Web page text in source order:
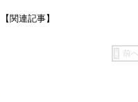
【関連記事】
前へ